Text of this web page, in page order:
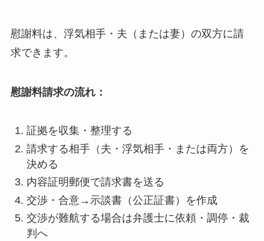
慰謝料は、浮気相手・夫（または妻）の双方に請
求できます。
慰謝料請求の流れ：
証拠を収集・整理する
請求する相手（夫・浮気相手・または両方）を
決める
内容証明郵便で請求書を送る
交渉・合意→示談書（公正証書）を作成
交渉が難航する場合は弁護士に依頼・調停・裁
判へ